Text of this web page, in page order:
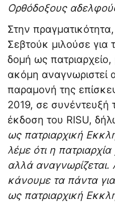
Ορθόδοξους
Στην
Σεβτούκ μιλούσε για
δομή ως
ακόμη αναγνωριστεί
παραμονή της
2019, σε συνέντευξή
έκδοση του RISU,
ως πατριαρχική
λέμε ότι η πατριαρχία
αλλά
κάνουμε τα πάντα
ως πατριαρχική